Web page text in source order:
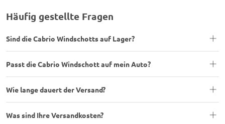
Häufig gestellte Fragen
Sind die Cabrio Windschotts auf Lager?
Passt die Cabrio Windschott auf mein Auto?
Wie lange dauert der Versand?
Was sind Ihre Versandkosten?